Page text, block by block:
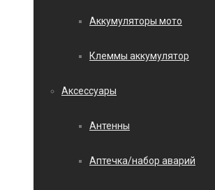
Аккумуляторы мото
Клеммы аккумулятор
Аксессуары
Антенны
Аптечка/набор аварий